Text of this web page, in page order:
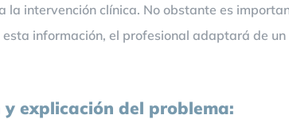
la intervención clínica. No obstante es
información, el profesional adaptará de
explicación del problema: